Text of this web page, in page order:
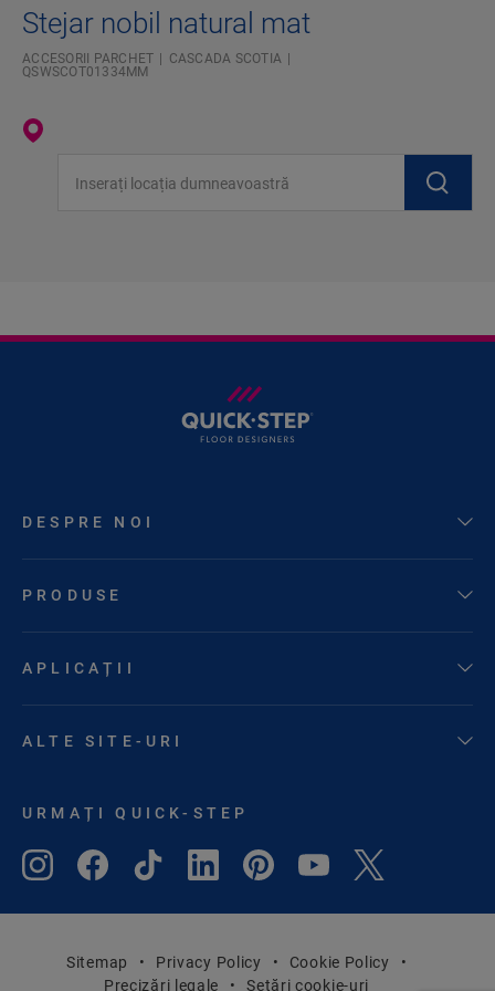
Stejar nobil natural mat
ACCESORII PARCHET
CASCADA SCOTIA
QSWSCOT01334MM
DESPRE NOI
PRODUSE
APLICAȚII
ALTE SITE-URI
URMAȚI QUICK-STEP
Sitemap Privacy Policy
Cookie Policy
Precizări legale
Setări cookie-uri